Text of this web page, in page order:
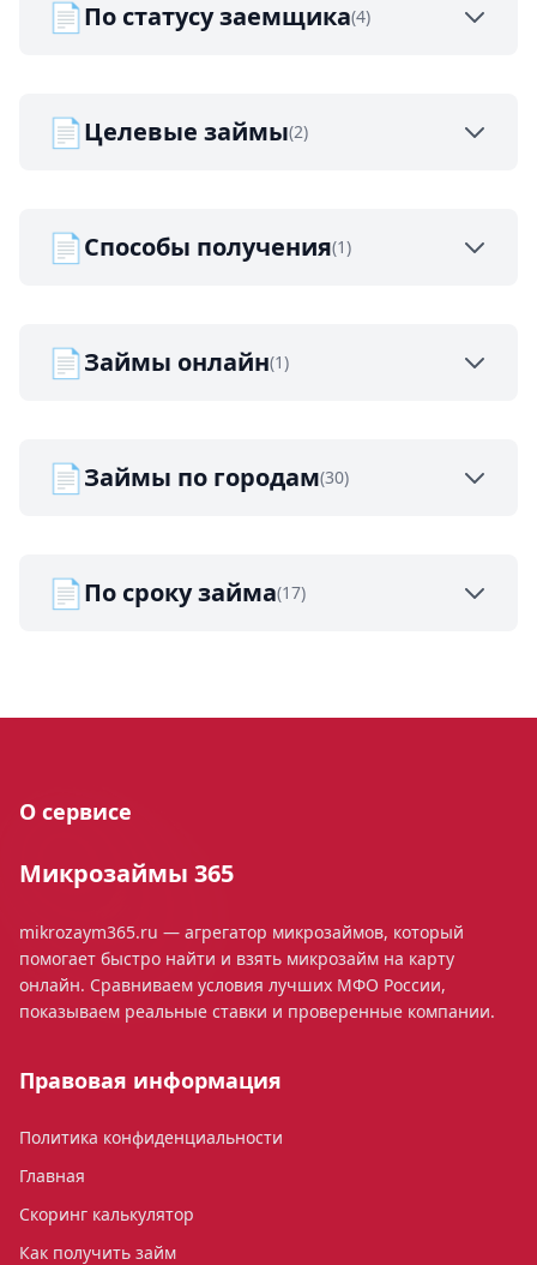
📄По статусу заемщика(4)
📄Целевые займы(2)
📄Способы получения(1)
📄Займы онлайн(1)
📄Займы по городам(30)
📄По сроку займа(17)
О сервисе
Микрозаймы 365
mikrozaym365.ru — агрегатор микрозаймов, который
помогает быстро найти и взять микрозайм на карту
онлайн. Сравниваем условия лучших МФО России,
показываем реальные ставки и проверенные компании.
Правовая информация
Политика конфиденциальности
Главная
Скоринг калькулятор
Как получить займ